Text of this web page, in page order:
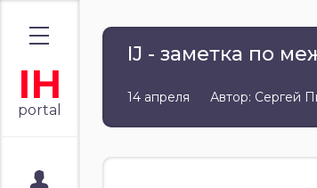
IH
portal
IJ - заметка по
14 апреля Автор: Сергей